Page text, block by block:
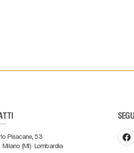
Pisacane, 53
Milano (MI) Lombardia